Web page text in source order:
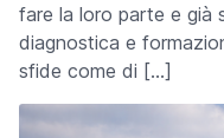
fare la loro parte e già
diagnostica e
sfide come di […]